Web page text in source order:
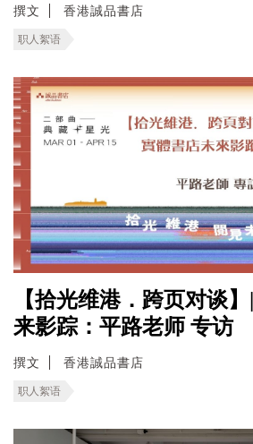
撰文 香港誠品書店
职人絮语
【拾光维港．跨页对谈
来影踪：平路老师 专访
撰文 香港誠品書店
职人絮语